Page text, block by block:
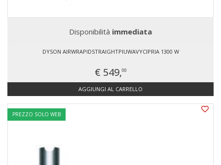
Disponibilità immediata
DYSON AIRWRAPIDSTRAIGHTPIUWAVYCIPRIA 1300 W
€ 549,00
AGGIUNGI AL CARRELLO
PREZZO SOLO WEB